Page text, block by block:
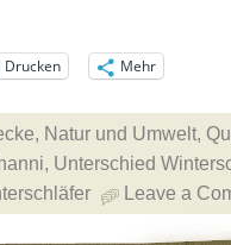
Drucken Mehr
, Natur und Umwelt,
, Unterschied
Leave a